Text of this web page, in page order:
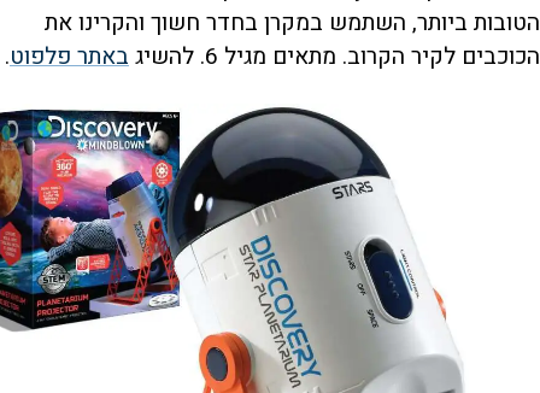
הטובות ביותר, השתמש במקרן בחדר חשוך והקרינו את
הכוכבים לקיר הקרוב. מתאים מגיל 6. להשיג
באתר פלפוט.